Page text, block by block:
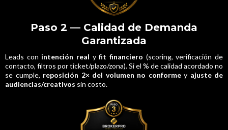
Paso 2 — Calidad de Demanda
Garantizada
Leads con intención real yfit financiero (scoring, verificación de
contacto, filtros por ticket/plazo/zona). Si el % de calidad acordado no
se cumple, reposición 2× del volumen no conformey ajuste de
audiencias/creativos sin costo.